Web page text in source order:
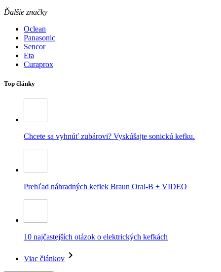
Ďalšie značky
Oclean
Panasonic
Sencor
Eta
Curaprox
Top články
Chcete sa vyhnúť zubárovi? Vyskúšajte sonickú kefku.
Prehľad náhradných kefiek Braun Oral-B + VIDEO
10 najčastejších otázok o elektrických kefkách
Viac článkov